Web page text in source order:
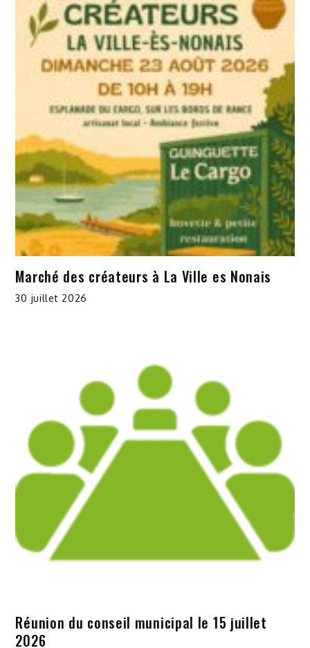
Marché des créateurs à La Ville es Nonais
30 juillet 2026
Réunion du conseil municipal le 15 juillet
2026